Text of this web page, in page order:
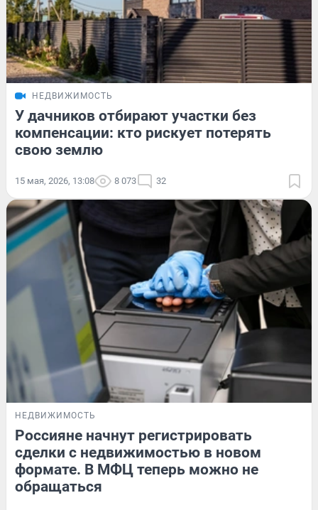
НЕДВИЖИМОСТЬ
У дачников отбирают участки без
компенсации: кто рискует потерять
свою землю
15 мая, 2026, 13:08 8 073 32
НЕДВИЖИМОСТЬ
Россияне начнут регистрировать
сделки с недвижимостью в новом
формате. В МФЦ теперь можно не
обращаться